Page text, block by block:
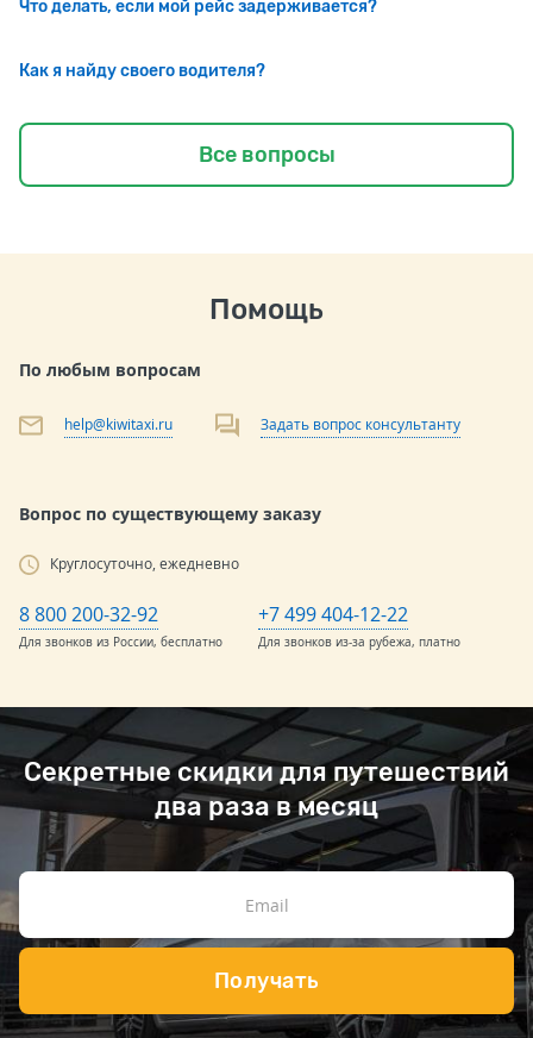
Что делать, если мой рейс задерживается?
Как я найду своего водителя?
Все вопросы
Помощь
По любым вопросам
help@kiwitaxi.ru Задать вопрос консультанту
Вопрос по существующему заказу
Круглосуточно, ежедневно
8 800 200-32-92
Для звонков из России, бесплатно
+7 499 404-12-22
Для звонков из-за рубежа, платно
Секретные скидки для путешествий
два раза в месяц
Получать